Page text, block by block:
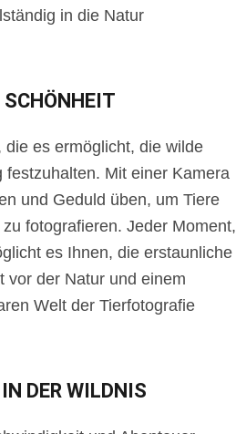
in die Natur
SCHÖNHEIT
es ermöglicht, die wilde
Mit einer Kamera
und Geduld üben, um Tiere
fotografieren. Jeder Moment,
es Ihnen, die erstaunliche
vor der Natur und einem
Welt der Tierfotografie
DER WILDNIS